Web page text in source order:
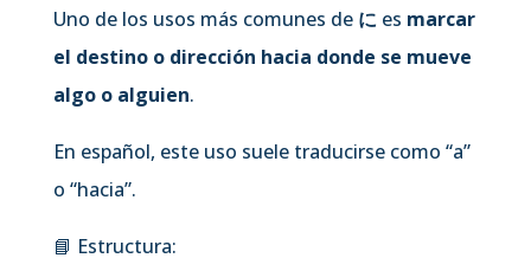
Uno de los usos más comunes de に es marcar
el destino o dirección hacia donde se mueve
algo o alguien.
En español, este uso suele traducirse como “a”
o “hacia”.
📘 Estructura: